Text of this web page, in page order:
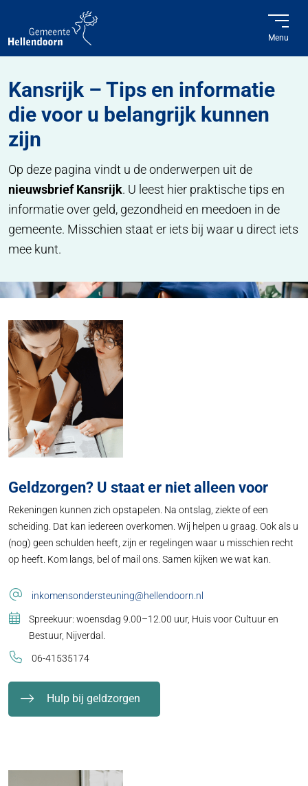
Menu
Kansrijk – Tips en informatie
die voor u belangrijk kunnen
zijn
Op deze pagina vindt u de onderwerpen uit de
nieuwsbrief Kansrijk. U leest hier praktische tips en
informatie over geld, gezondheid en meedoen in de
gemeente. Misschien staat er iets bij waar u direct iets
mee kunt.
Geldzorgen? U staat er niet alleen voor
Rekeningen kunnen zich opstapelen. Na ontslag, ziekte of een
scheiding. Dat kan iedereen overkomen. Wij helpen u graag. Ook als u
(nog) geen schulden heeft, zijn er regelingen waar u misschien recht
op heeft. Kom langs, bel of mail ons. Samen kijken we wat kan.
inkomensondersteuning@hellendoorn.nl
Spreekuur: woensdag 9.00–12.00 uur, Huis voor Cultuur en
Bestuur, Nijverdal.
06-41535174
Hulp bij geldzorgen